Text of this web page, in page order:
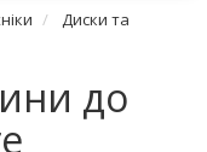
Диски та
до